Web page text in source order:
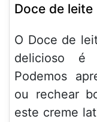
Doce de leite
O Doce de
delicioso é
Podemos
ou rechear
este creme